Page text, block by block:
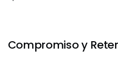
Compromiso y